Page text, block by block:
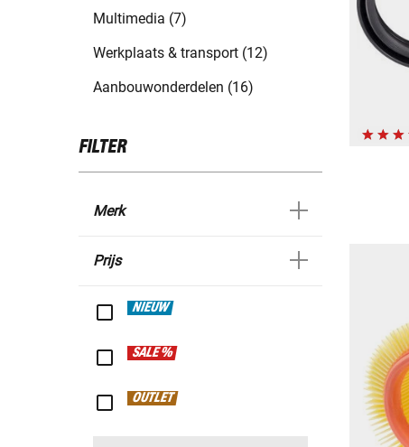
Multimedia (7)
Werkplaats & transport (12)
Aanbouwonderdelen (16)
FILTER
Merk
Prijs
NIEUW
SALE %
OUTLET